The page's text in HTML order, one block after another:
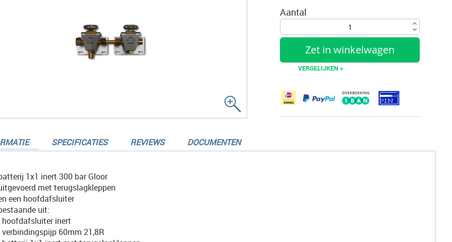
Aantal
Zet in winkelwagen
VERGELIJKEN >
1x1 inert 300 bar Gloor
met terugslagkleppen
een hoofdafsluiter
uit:
hoofdafsluiter inert
verbindingspijp 60mm 21,8R
SPECIFICATIES REVIEWS DOCUMENTEN